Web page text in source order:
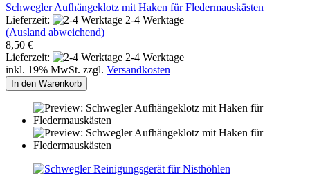
Schwegler Aufhängeklotz mit Haken für Fledermauskästen
Lieferzeit:
2-4 Werktage
(Ausland abweichend)
8,50 €
Lieferzeit:
2-4 Werktage
inkl. 19% MwSt. zzgl. Versandkosten
In den Warenkorb